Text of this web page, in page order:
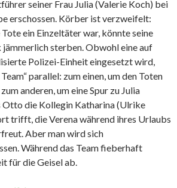
seiner Frau Julia (Valerie Koch) bei
erschossen. Körber ist verzweifelt:
ein Einzeltäter war, könnte seine
jämmerlich sterben. Obwohl eine auf
Polizei-Einheit eingesetzt wird,
parallel: zum einen, um den Toten
anderen, um eine Spur zu Julia
Otto die Kollegin Katharina (Ulrike
trifft, die Verena während ihres Urlaubs
Aber man wird sich
Während das Team fieberhaft
für die Geisel ab.